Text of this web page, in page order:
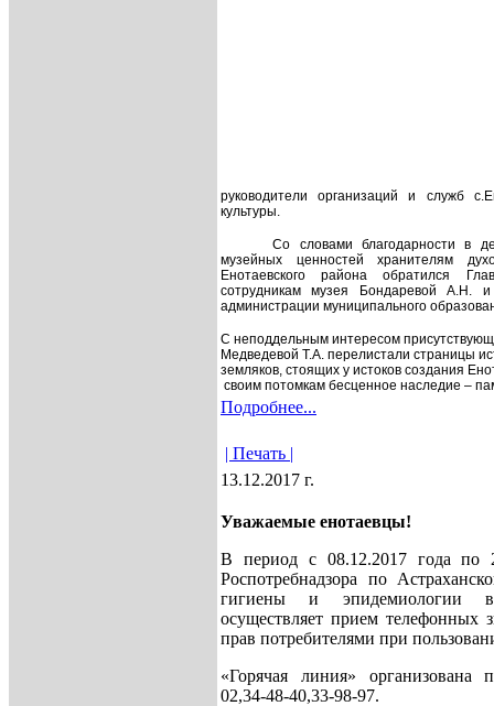
руководители организаций и служб
культуры.
Со словами благодарности в
музейных ценностей хранителям
Енотаевского района обратился
сотрудникам музея Бондаревой А.Н.
администрации муниципального
С неподдельным интересом
Медведевой Т.А. перелистали страницы
земляков, стоящих у истоков создания
своим потомкам бесценное наследие –
Подробнее...
| Печать |
13.12.2017 г.
Уважаемые енотаевцы!
В период с 08.12.2017 года по
Роспотребнадзора по
гигиены и эпидемиологии в
осуществляет прием телефонных
прав потребителями при
«Горячая линия» организована
02,34-48-40,33-98-97.